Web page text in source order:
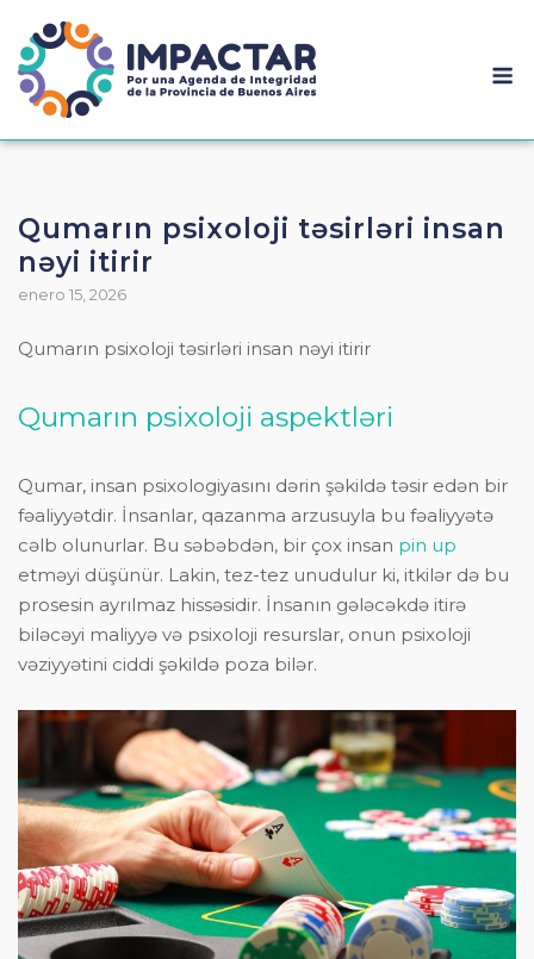
Qumarın psixoloji təsirləri insan
nəyi itirir
enero 15, 2026
Qumarın psixoloji təsirləri insan nəyi itirir
Qumarın psixoloji aspektləri
Qumar, insan psixologiyasını dərin şəkildə təsir edən bir
fəaliyyətdir. İnsanlar, qazanma arzusuyla bu fəaliyyətə
cəlb olunurlar. Bu səbəbdən, bir çox insan pin up
etməyi düşünür. Lakin, tez-tez unudulur ki, itkilər də bu
prosesin ayrılmaz hissəsidir. İnsanın gələcəkdə itirə
biləcəyi maliyyə və psixoloji resurslar, onun psixoloji
vəziyyətini ciddi şəkildə poza bilər.